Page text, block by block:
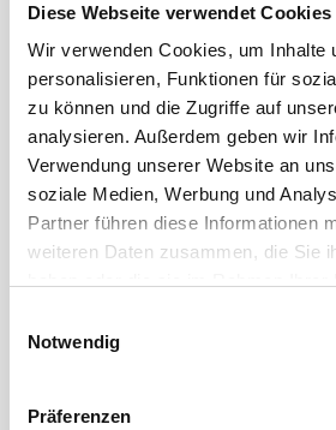
Diese Webseite verwendet Cookies
Wir verwenden Cookies, um Inhalte
personalisieren, Funktionen für
zu können und die Zugriffe auf
analysieren. Außerdem geben wir
Verwendung unserer Website an
soziale Medien, Werbung und
Partner führen diese Informationen
weiteren Daten zusammen, die Sie
Notwendig
Präferenzen
April 2023
März 2023
Februar 2023
Januar 2023
Dezember 2022
Oktober 2022
September 2022